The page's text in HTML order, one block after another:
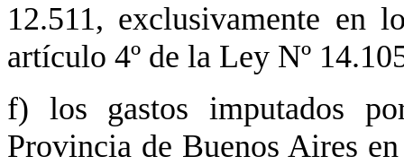
12.511, exclusivamente en
artículo 4º de la Ley Nº
f) los gastos imputados
Provincia de Buenos Aires